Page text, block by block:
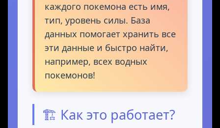
каждого покемона есть имя,
тип, уровень силы. База
данных помогает хранить все
эти данные и быстро найти,
например, всех водных
покемонов!
🏗️ Как это работает?